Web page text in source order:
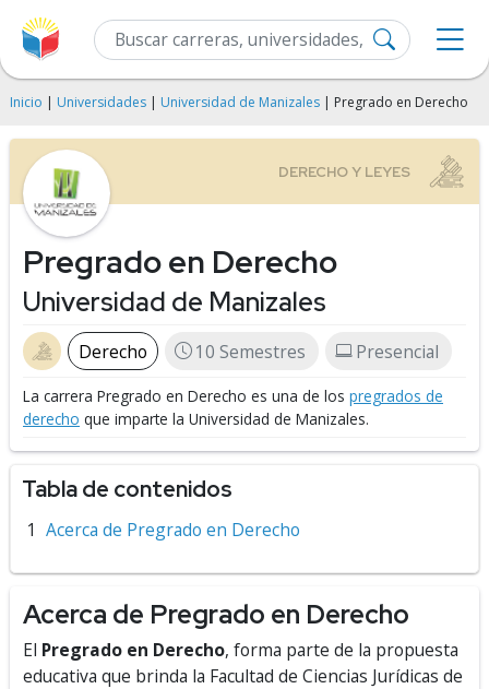
Inicio | Universidades | Universidad de Manizales | Pregrado en Derecho
Pregrado en Derecho
Universidad de Manizales
Derecho 10 Semestres Presencial
La carrera Pregrado en Derecho es una de los pregrados de
derecho que imparte la Universidad de Manizales.
Tabla de contenidos
Acerca de Pregrado en Derecho
Acerca de Pregrado en Derecho
El Pregrado en Derecho, forma parte de la propuesta
educativa que brinda la Facultad de Ciencias Jurídicas de